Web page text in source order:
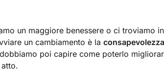
un maggiore benessere o ci troviamo
un cambiamento è la consapevolezza
poi capire come poterlo